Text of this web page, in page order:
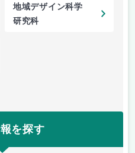
地域デザイン科学
研究科
を探す